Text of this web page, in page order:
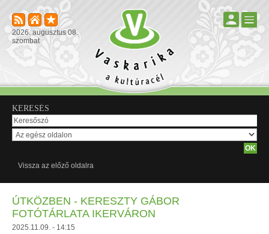
2026. augusztus 08.
szombat
KERESÉS
Vissza az előző oldalra
ÚTKÖZBEN - KERESZTY GÁBOR
FOTÓTÁRLATA IKERVÁRON
2025.11.09. - 14:15